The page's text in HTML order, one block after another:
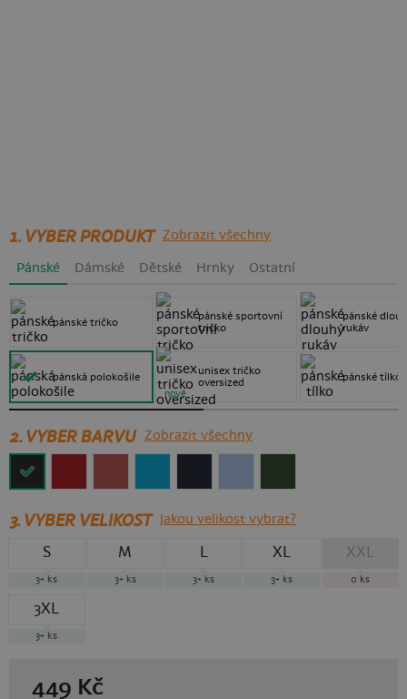
1. VYBER PRODUKT Zobrazit všechny
Pánské Dámské Dětské Hrnky Ostatní
pánské tričko
pánská polokošile
pánské sportovní
tričko
unisex tričko
oversized
nové
pánské
rukáv
pánské tílko
2. VYBER BARVU Zobrazit všechny
3.VYBER VELIKOST Jakou velikost vybrat?
S
3+ ks
M
3+ ks
L
3+ ks
XL
3+ ks
XXL
0 ks
3XL
3+ ks
449 Kč